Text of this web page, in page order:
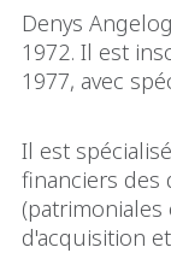
Denys
1972. Il est
1977, avec
Il est
financiers des
d'acquisition